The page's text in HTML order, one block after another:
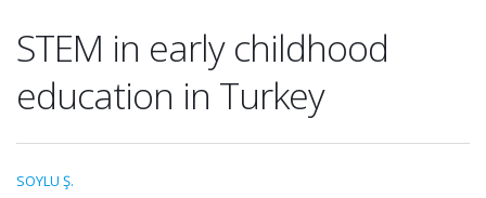
STEM in early childhood
education in Turkey
SOYLU Ş.